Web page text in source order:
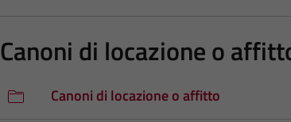
Canoni di locazione o
Canoni di locazione o affitto